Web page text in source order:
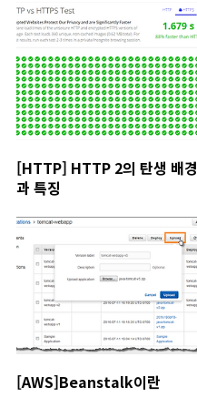
[HTTP] HTTP 2의 탄생 배경
과 특징
[AWS]Beanstalk이란